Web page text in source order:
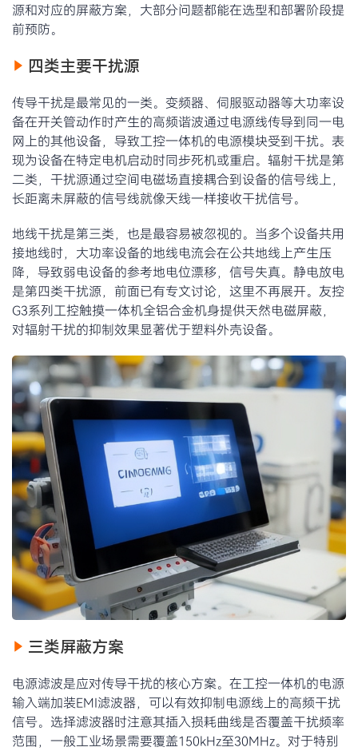
源和对应的屏蔽方案，大部分问题都能在选型和部署阶段提
前预防。
四类主要干扰源
传导干扰是最常见的一类。变频器、伺服驱动器等大功率设
备在开关管动作时产生的高频谐波通过电源线传导到同一电
网上的其他设备，导致工控一体机的电源模块受到干扰。表
现为设备在特定电机启动时同步死机或重启。辐射干扰是第
二类，干扰源通过空间电磁场直接耦合到设备的信号线上，
长距离未屏蔽的信号线就像天线一样接收干扰信号。
地线干扰是第三类，也是最容易被忽视的。当多个设备共用
接地线时，大功率设备的地线电流会在公共地线上产生压
降，导致弱电设备的参考地电位漂移，信号失真。静电放电
是第四类干扰源，前面已有专文讨论，这里不再展开。友控
G3系列工控触摸一体机全铝合金机身提供天然电磁屏蔽，
对辐射干扰的抑制效果显著优于塑料外壳设备。
三类屏蔽方案
电源滤波是应对传导干扰的核心方案。在工控一体机的电源
输入端加装EMI滤波器，可以有效抑制电源线上的高频干扰
信号。选择滤波器时注意其插入损耗曲线是否覆盖干扰频率
范围，一般工业场景需要覆盖150kHz至30MHz。对于特别